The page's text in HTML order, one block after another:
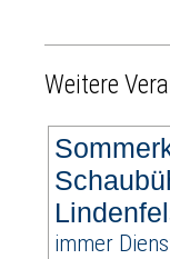
Weitere
immer